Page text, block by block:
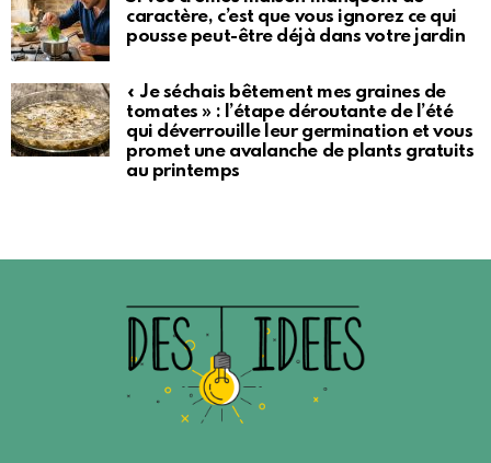
caractère, c’est que vous ignorez ce qui
pousse peut-être déjà dans votre jardin
« Je séchais bêtement mes graines de
tomates » : l’étape déroutante de l’été
qui déverrouille leur germination et vous
promet une avalanche de plants gratuits
au printemps